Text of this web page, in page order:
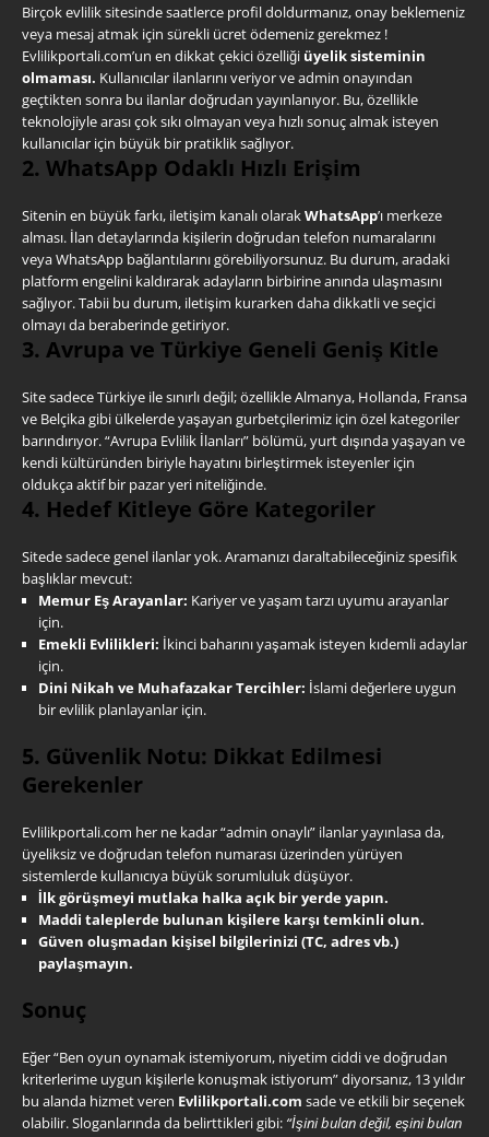
Birçok evlilik sitesinde saatlerce profil doldurmanız, onay beklemeniz
veya mesaj atmak için sürekli ücret ödemeniz gerekmez !
Evlilikportali.com’un en dikkat çekici özelliği üyelik sisteminin
olmaması. Kullanıcılar ilanlarını veriyor ve admin onayından
geçtikten sonra bu ilanlar doğrudan yayınlanıyor. Bu, özellikle
teknolojiyle arası çok sıkı olmayan veya hızlı sonuç almak isteyen
kullanıcılar için büyük bir pratiklik sağlıyor.
2. WhatsApp Odaklı Hızlı Erişim
Sitenin en büyük farkı, iletişim kanalı olarakWhatsApp’ı merkeze
alması. İlan detaylarında kişilerin doğrudan telefon numaralarını
veya WhatsApp bağlantılarını görebiliyorsunuz. Bu durum, aradaki
platform engelini kaldırarak adayların birbirine anında ulaşmasını
sağlıyor. Tabii bu durum, iletişim kurarken daha dikkatli ve seçici
olmayı da beraberinde getiriyor.
3. Avrupa ve Türkiye Geneli Geniş Kitle
Site sadece Türkiye ile sınırlı değil; özellikle Almanya, Hollanda, Fransa
ve Belçika gibi ülkelerde yaşayan gurbetçilerimiz için özel kategoriler
barındırıyor. “Avrupa Evlilik İlanları” bölümü, yurt dışında yaşayan ve
kendi kültüründen biriyle hayatını birleştirmek isteyenler için
oldukça aktif bir pazar yeri niteliğinde.
4. Hedef Kitleye Göre Kategoriler
Sitede sadece genel ilanlar yok. Aramanızı daraltabileceğiniz spesifik
başlıklar mevcut:
Memur Eş Arayanlar: Kariyer ve yaşam tarzı uyumu arayanlar
için.
Emekli Evlilikleri: İkinci baharını yaşamak isteyen kıdemli adaylar
için.
Dini Nikah ve Muhafazakar Tercihler: İslami değerlere uygun
bir evlilik planlayanlar için.
5. Güvenlik Notu: Dikkat Edilmesi
Gerekenler
Evlilikportali.com her ne kadar “admin onaylı” ilanlar yayınlasa da,
üyeliksiz ve doğrudan telefon numarası üzerinden yürüyen
sistemlerde kullanıcıya büyük sorumluluk düşüyor.
İlk görüşmeyi mutlaka halka açık bir yerde yapın.
Maddi taleplerde bulunan kişilere karşı temkinli olun.
Güven oluşmadan kişisel bilgilerinizi (TC, adres vb.)
paylaşmayın.
Sonuç
Eğer “Ben oyun oynamak istemiyorum, niyetim ciddi ve doğrudan
kriterlerime uygun kişilerle konuşmak istiyorum” diyorsanız, 13 yıldır
bu alanda hizmet veren Evlilikportali.com sade ve etkili bir seçenek
olabilir. Sloganlarında da belirttikleri gibi: “İşini bulan değil, eşini bulan